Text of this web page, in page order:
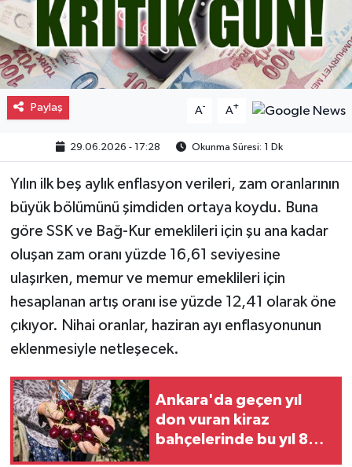
Paylaş A- A+
29.06.2026 - 17:28 Okunma Süresi: 1 Dk
Yılın ilk beş aylık enflasyon verileri, zam oranlarının
büyük bölümünü şimdiden ortaya koydu. Buna
göre SSK ve Bağ-Kur emeklileri için şu ana kadar
oluşan zam oranı yüzde 16,61 seviyesine
ulaşırken, memur ve memur emeklileri için
hesaplanan artış oranı ise yüzde 12,41 olarak öne
çıkıyor. Nihai oranlar, haziran ayı enflasyonunun
eklenmesiyle netleşecek.
Ankara'da geçen yıl
don vuran kiraz
bahçelerinde bu yıl 80